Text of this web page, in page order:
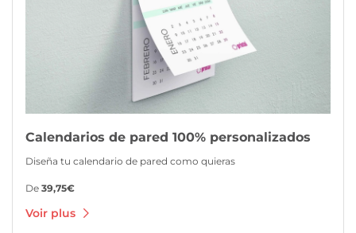
Calendarios de pared 100% personalizados
Diseña tu calendario de pared como quieras
De 39,75€
Voir plus